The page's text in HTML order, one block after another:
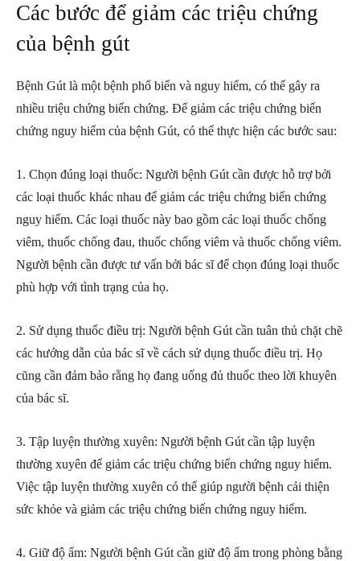
Các bước để giảm các triệu chứng
của bệnh gút
Bệnh Gút là một bệnh phổ biến và nguy hiểm, có thể gây ra
nhiều triệu chứng biến chứng. Để giảm các triệu chứng biến
chứng nguy hiểm của bệnh Gút, có thể thực hiện các bước sau:
1. Chọn đúng loại thuốc: Người bệnh Gút cần được hỗ trợ bởi
các loại thuốc khác nhau để giảm các triệu chứng biến chứng
nguy hiểm. Các loại thuốc này bao gồm các loại thuốc chống
viêm, thuốc chống đau, thuốc chống viêm và thuốc chống viêm.
Người bệnh cần được tư vấn bởi bác sĩ để chọn đúng loại thuốc
phù hợp với tình trạng của họ.
2. Sử dụng thuốc điều trị: Người bệnh Gút cần tuân thủ chặt chẽ
các hướng dẫn của bác sĩ về cách sử dụng thuốc điều trị. Họ
cũng cần đảm bảo rằng họ đang uống đủ thuốc theo lời khuyên
của bác sĩ.
3. Tập luyện thường xuyên: Người bệnh Gút cần tập luyện
thường xuyên để giảm các triệu chứng biến chứng nguy hiểm.
Việc tập luyện thường xuyên có thể giúp người bệnh cải thiện
sức khỏe và giảm các triệu chứng biến chứng nguy hiểm.
4. Giữ độ ẩm: Người bệnh Gút cần giữ độ ẩm trong phòng bằng